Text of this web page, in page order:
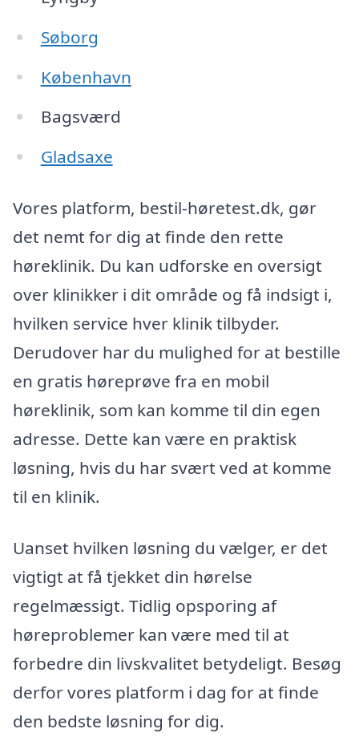
Søborg
København
Bagsværd
Gladsaxe
Vores platform, bestil-høretest.dk, gør
det nemt for dig at finde den rette
høreklinik. Du kan udforske en oversigt
over klinikker i dit område og få indsigt i,
hvilken service hver klinik tilbyder.
Derudover har du mulighed for at bestille
en gratis høreprøve fra en mobil
høreklinik, som kan komme til din egen
adresse. Dette kan være en praktisk
løsning, hvis du har svært ved at komme
til en klinik.
Uanset hvilken løsning du vælger, er det
vigtigt at få tjekket din hørelse
regelmæssigt. Tidlig opsporing af
høreproblemer kan være med til at
forbedre din livskvalitet betydeligt. Besøg
derfor vores platform i dag for at finde
den bedste løsning for dig.